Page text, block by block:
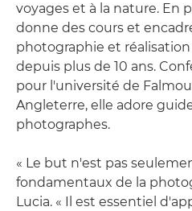
voyages et à la nature. En
donne des cours et
photographie et
depuis plus de 10 ans.
pour l'université de
Angleterre, elle adore
photographes.
« Le but n'est pas
fondamentaux de la
Lucia. « Il est essentiel